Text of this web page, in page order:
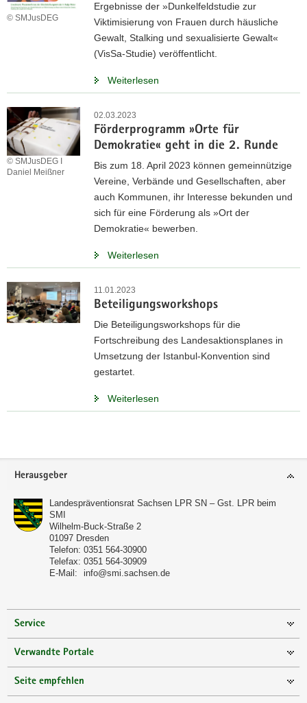
© SMJusDEG
Ergebnisse der »Dunkelfeldstudie zur
Viktimisierung von Frauen durch häusliche
Gewalt, Stalking und sexualisierte Gewalt«
(VisSa-Studie) veröffentlicht.
Weiterlesen
02.03.2023
Förderprogramm »Orte für
Demokratie« geht in die 2. Runde
© SMJusDEG I
Daniel Meißner
Bis zum 18. April 2023 können gemeinnützige
Vereine, Verbände und Gesellschaften, aber
auch Kommunen, ihr Interesse bekunden und
sich für eine Förderung als »Ort der
Demokratie« bewerben.
Weiterlesen
11.01.2023
Beteiligungsworkshops
Die Beteiligungsworkshops für die
Fortschreibung des Landesaktionsplanes in
Umsetzung der Istanbul-Konvention sind
gestartet.
Weiterlesen
Footer-
Herausgeber
Landespräventionsrat Sachsen LPR SN – Gst. LPR beim
SMI
Wilhelm-Buck-Straße 2
01097 Dresden
Telefon: 0351 564-30900
Telefax: 0351 564-30909
E-Mail:
info@smi.sachsen.de
Service
Verwandte Portale
Seite empfehlen